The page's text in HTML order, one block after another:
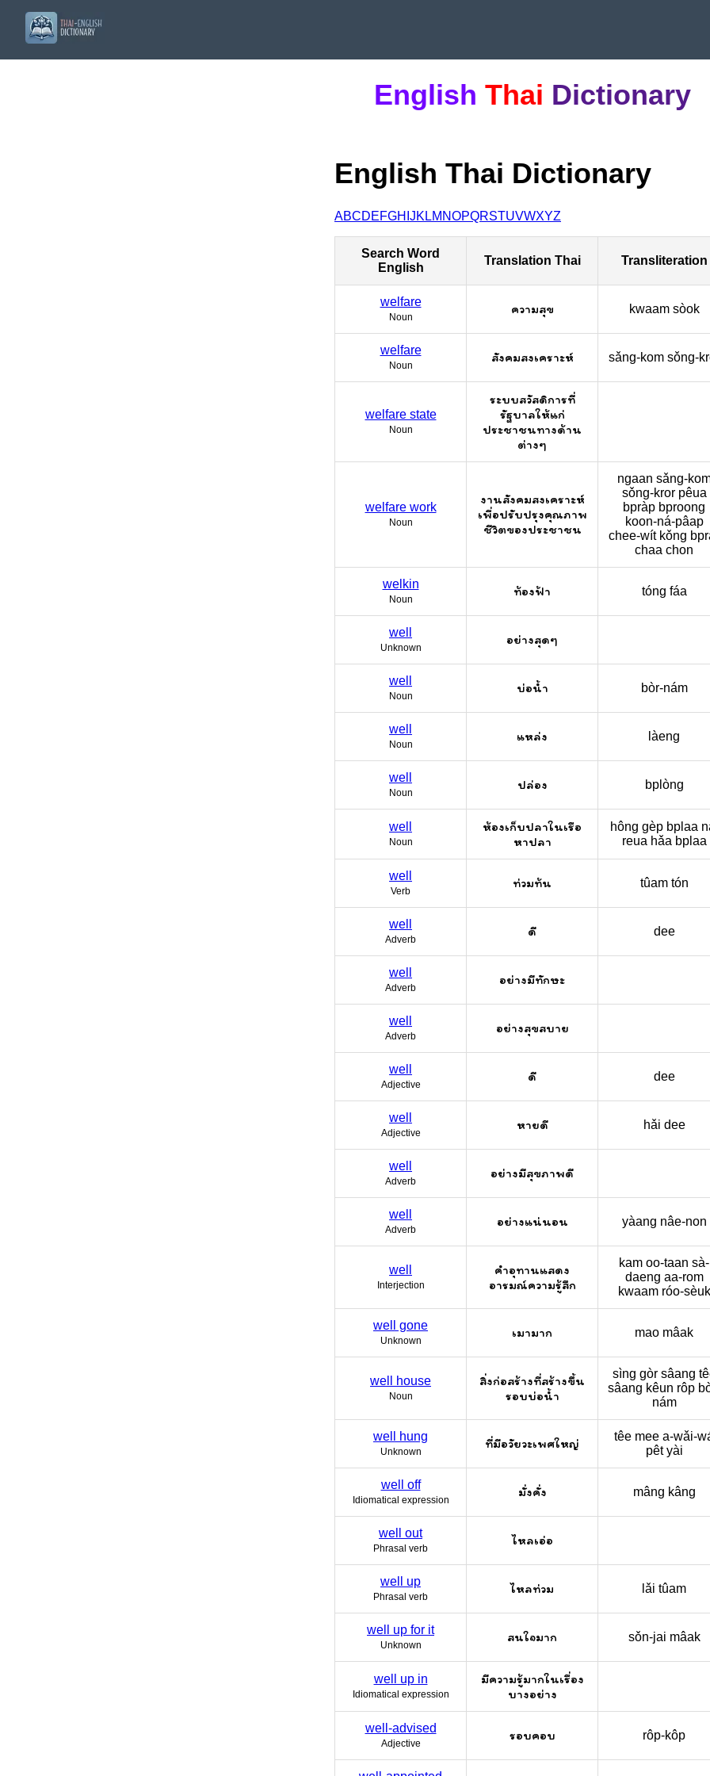
English Thai Dictionary
English Thai Dictionary
ABCDEFGH JK LM NOPQRSTUVWXYZ
Search Word
English
Translation Thai Transliteration
welfare
Noun
ความสุข kwaam sòok
welfare
Noun
สังคมสงเคราะห์ sǎng-kom sǒng-
welfare state
Noun
ระบบสวัสดิการที่
รัฐบาลให้แก่
ประชาชนทางด้าน
ต่างๆ
welfare work
Noun
งานสังคมสงเคราะห์
เพื่อปรับปรุงคุณภาพ
ชีวิตของประชาชน
ngaan sǎng-
sǒng-kror pêua
bpràp bproong
koon-ná-pâap
chee-wít kǒng
chaa chon
welkin
Noun
ท้องฟ้า tóng fáa
well
Unknown
อย่างสุดๆ
well
Noun
บ่อน้ำ bòr-nám
well
Noun
แหล่ง làeng
well
Noun
ปล่อง bplòng
well
Noun
ห้องเก็บปลาในเรือ
หาปลา
hông gèp bplaa
reua hǎa bplaa
well
Verb
ท่วมท้น tûam tón
well
Adverb
ดี dee
well
Adverb
อย่างมีทักษะ
well
Adverb
อย่างสุขสบาย
well
Adjective
ดี dee
well
Adjective
หายดี hǎi dee
well
Adverb
อย่างมีสุขภาพดี
well
Adverb
อย่างแน่นอน yàang nâe-non
well
Interjection
คำอุทานแสดง
อารมณ์ความรู้สึก
kam oo-taan sà-
daeng aa-rom
kwaam róo-sèuk
well gone
Unknown
เมามาก mao mâak
well house
Noun
สิ่งก่อสร้างที่สร้างขึ้น
รอบบ่อน้ำ
sìng gòr sâang
sâang kêun rôp
nám
well hung
Unknown
ที่มีอวัยวะเพศใหญ่
têe mee a-wǎi-
pêt yài
well off
Idiomatical expression
มั่งคั่ง mâng kâng
well out
Phrasal verb
ไหลเอ่อ
well up
Phrasal verb
ไหลท่วม lǎi tûam
well up for it
Unknown
สนใจมาก sǒn-jai mâak
well up in
Idiomatical expression
มีความรู้มากในเรื่อง
บางอย่าง
well-advised
Adjective
รอบคอบ rôp-kôp